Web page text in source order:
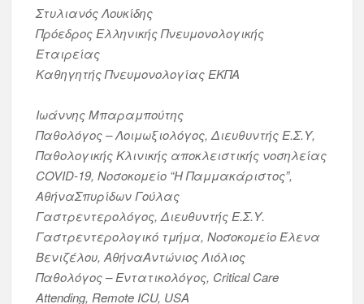
Στυλιανός Λουκίδης
Πρόεδρος Ελληνικής Πνευμονολογικής
Εταιρείας
Καθηγητής Πνευμονολογίας ΕΚΠΑ
Ιωάννης Μπαραμπούτης
Παθολόγος – Λοιμωξιολόγος, Διευθυντής Ε.Σ.Υ,
Παθολογικής Κλινικής αποκλειστικής νοσηλείας
COVID-19, Νοσοκομείο “Η Παμμακάριστος”,
ΑθήναΣπυρίδων Γούλας
Γαστρεντερολόγος, Διευθυντής Ε.Σ.Υ.
Γαστρεντερολογικό τμήμα, Νοσοκομείο Έλενα
Βενιζέλου, ΑθήναΑντώνιος Λιόλιος
Παθολόγος – Εντατικολόγος, Critical Care
Attending, Remote ICU, USA